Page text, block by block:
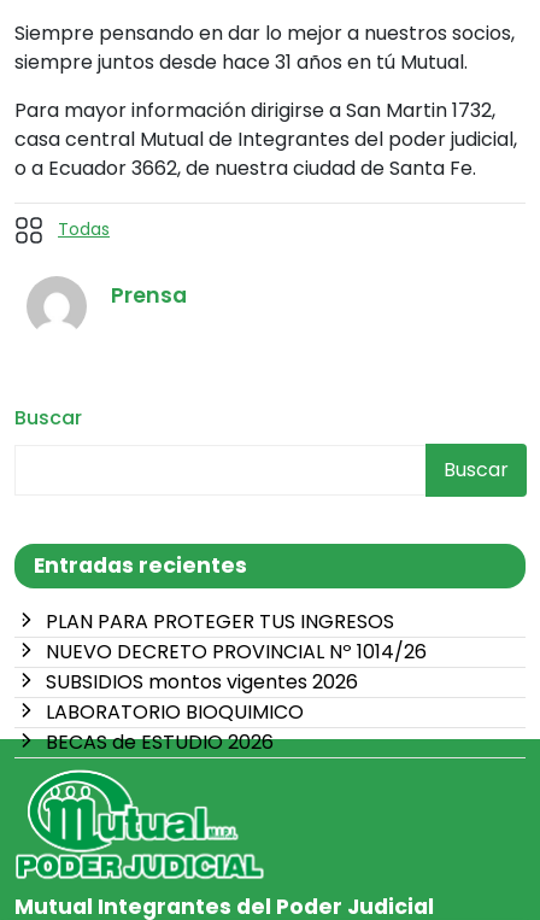
Buscar
Buscar
Entradas recientes
PLAN PARA PROTEGER TUS INGRESOS
NUEVO DECRETO PROVINCIAL Nº 1014/26
SUBSIDIOS montos vigentes 2026
LABORATORIO BIOQUIMICO
BECAS de ESTUDIO 2026
Siempre pensando en dar lo mejor a nuestros socios,
siempre juntos desde hace 31 años en tú Mutual.
Para mayor información dirigirse a San Martin 1732,
casa central Mutual de Integrantes del poder judicial,
o a Ecuador 3662, de nuestra ciudad de Santa Fe.
Todas
Prensa
Mutual Integrantes del Poder Judicial